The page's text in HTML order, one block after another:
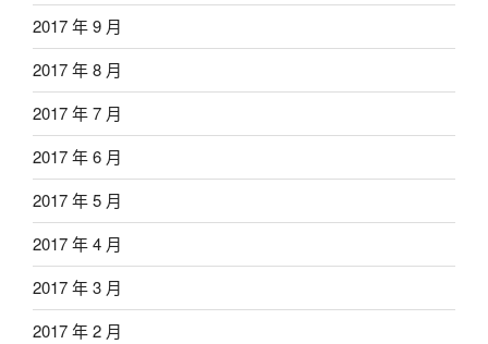
2017 年 9 月
2017 年 8 月
2017 年 7 月
2017 年 6 月
2017 年 5 月
2017 年 4 月
2017 年 3 月
2017 年 2 月